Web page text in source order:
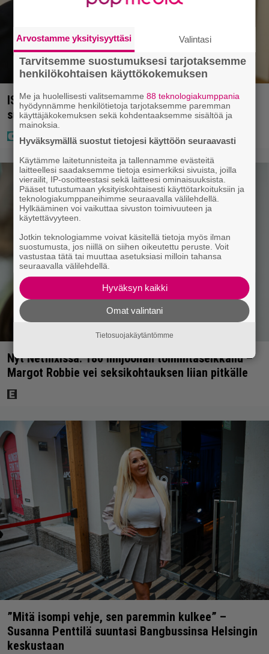
IS: Hjalliksen ja Jasminen häissä suomalainen
supertähti
Nyt Netflixissä: 180 miljoonan toimintaseikkailu –
Margot Robbie vei seksikohtauksen liian pitkälle
”Mitä isompi vehje, sen paremmin kulkee” –
Susanna Penttilä suuntasi Bangbussinsa Helsingin
keskustaan
Arvostamme yksityisyyttäsi Valintasi
Tarvitsemme suostumuksesi tarjotaksemme
henkilökohtaisen käyttökokemuksen
Me ja huolellisesti valitsemamme88 teknologiakumppania
hyödynnämme henkilötietoja tarjotaksemme paremman
käyttäjäkokemuksen sekä kohdentaaksemme sisältöä ja
mainoksia.
Hyväksymällä suostut tietojesi käyttöön seuraavasti
Käytämme laitetunnisteita ja tallennamme evästeitä
laitteellesi saadaksemme tietoja esimerkiksi sivuista, joilla
vierailit, IP-osoitteestasi sekä laitteesi ominaisuuksista.
Pääset tutustumaan yksityiskohtaisesti käyttötarkoituksiin ja
teknologiakumppaneihimme seuraavalla välilehdellä.
Hylkääminen voi vaikuttaa sivuston toimivuuteen ja
käytettävyyteen.
Jotkin teknologiamme voivat käsitellä tietoja myös ilman
suostumusta, jos niillä on siihen oikeutettu peruste. Voit
vastustaa tätä tai muuttaa asetuksiasi milloin tahansa
seuraavalla välilehdellä.
Hyväksyn kaikki
Omat valintani
Tietosuojakäytäntömme